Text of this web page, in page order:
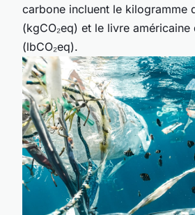
carbone incluent le kilogramme
(kgCO₂eq) et le livre américaine
(lbCO₂eq).